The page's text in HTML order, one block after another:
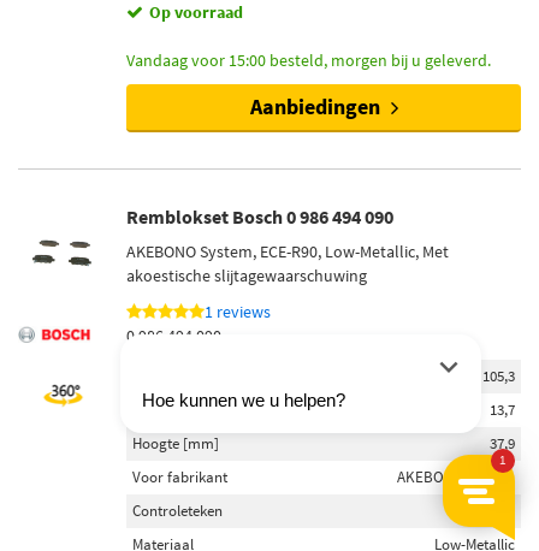
Op voorraad
Vandaag voor 15:00 besteld, morgen bij u geleverd.
Aanbiedingen
Remblokset Bosch 0 986 494 090
AKEBONO System, ECE-R90, Low-Metallic, Met
akoestische slijtagewaarschuwing
1 reviews
0 986 494 090
105,3
Dikte [mm]
13,7
Hoogte [mm]
37,9
Voor fabrikant
AKEBONO System
Controleteken
ECE-R90
Materiaal
Low-Metallic